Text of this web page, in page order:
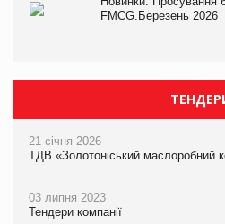
FMCG.Березень 2026
21 січня 2026
ТДВ «Золотоніський маслоробний
03 липня 2023
Тендери компанії